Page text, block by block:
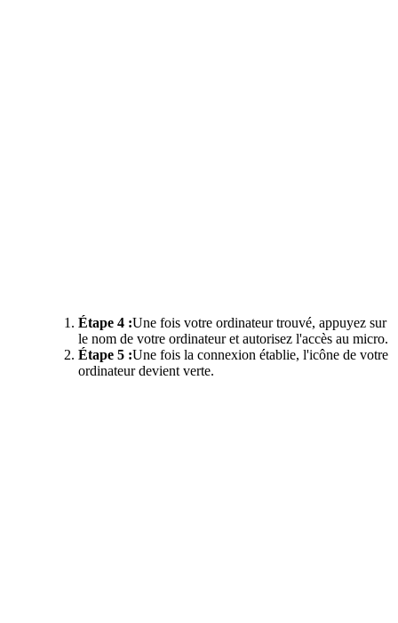
Étape 4 :Une fois votre ordinateur trouvé, appuyez sur
le nom de votre ordinateur et autorisez l'accès au micro.
Étape 5 :Une fois la connexion établie, l'icône de votre
ordinateur devient verte.